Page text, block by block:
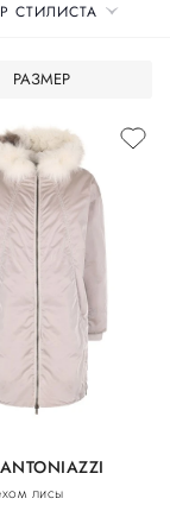
СТИЛИСТА
РАЗМЕР
лисы